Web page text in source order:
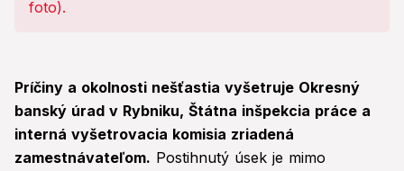
Príčiny a okolnosti nešťastia vyšetruje Okresný
banský úrad v Rybniku, Štátna inšpekcia práce a
interná vyšetrovacia komisia zriadená
zamestnávateľom. Postihnutý úsek je mimo